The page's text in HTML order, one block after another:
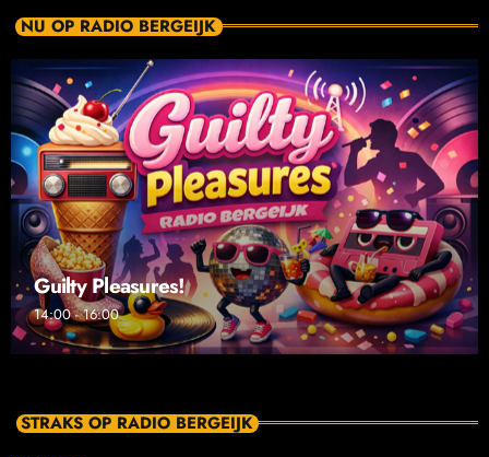
NU OP RADIO BERGEIJK
Guilty Pleasures!
14:00 - 16:00
STRAKS OP RADIO BERGEIJK